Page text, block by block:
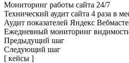
Мониторинг работы сайта 24/7
Технический аудит сайта 4 раза в
Аудит показателей Яндекс
Ежедневный мониторинг
Предыдущий шаг
Следующий шаг
[ кейсы ]